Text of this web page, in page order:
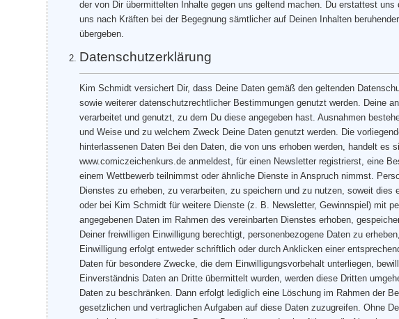
der von Dir übermittelten Inhalte gegen uns geltend machen. Du erstattest
uns nach Kräften bei der Begegnung sämtlicher auf Deinen Inhalten
übergeben.
Datenschutzerklärung
Kim Schmidt versichert Dir, dass Deine Daten gemäß den geltenden
sowie weiterer datenschutzrechtlicher Bestimmungen genutzt werden. Deine
verarbeitet und genutzt, zu dem Du diese angegeben hast. Ausnahmen
und Weise und zu welchem Zweck Deine Daten genutzt werden. Die
hinterlassenen Daten Bei den Daten, die von uns erhoben werden, handelt
www.comiczeichenkurs.de anmeldest, für einen Newsletter registrierst, eine
einem Wettbewerb teilnimmst oder ähnliche Dienste in Anspruch nimmst.
Dienstes zu erheben, zu verarbeiten, zu speichern und zu nutzen, soweit
oder bei Kim Schmidt für weitere Dienste (z. B. Newsletter, Gewinnspiel) mit
angegebenen Daten im Rahmen des vereinbarten Dienstes erhoben,
Deiner freiwilligen Einwilligung berechtigt, personenbezogene Daten zu
Einwilligung erfolgt entweder schriftlich oder durch Anklicken einer
Daten für besondere Zwecke, die dem Einwilligungsvorbehalt unterliegen,
Einverständnis Daten an Dritte übermittelt wurden, werden diese Dritten
Daten zu beschränken. Dann erfolgt lediglich eine Löschung im Rahmen der
gesetzlichen und vertraglichen Aufgaben auf diese Daten zuzugreifen. Ohne